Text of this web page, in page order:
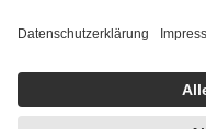
getroffen, um
https://help.etrusted.com/
Einige Bilder und Inhalte